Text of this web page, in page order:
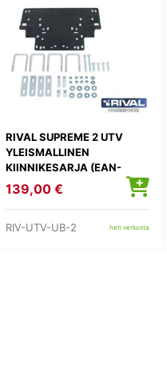
RIVAL SUPREME 2 UTV
YLEISMALLINEN
KIINNIKESARJA (EAN-
AM/KAWASAKI/YAMAHA)
139,00 €
RIV-UTV-UB-2 heti verkosta